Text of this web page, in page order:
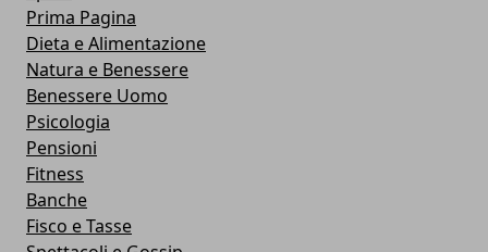
Prima Pagina
Dieta e Alimentazione
Natura e Benessere
Benessere Uomo
Psicologia
Pensioni
Fitness
Banche
Fisco e Tasse